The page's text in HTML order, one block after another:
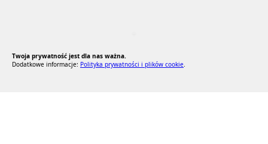
Twoja prywatność jest dla nas ważna.
Dodatkowe informacje: Polityka prywatności i plików cookie